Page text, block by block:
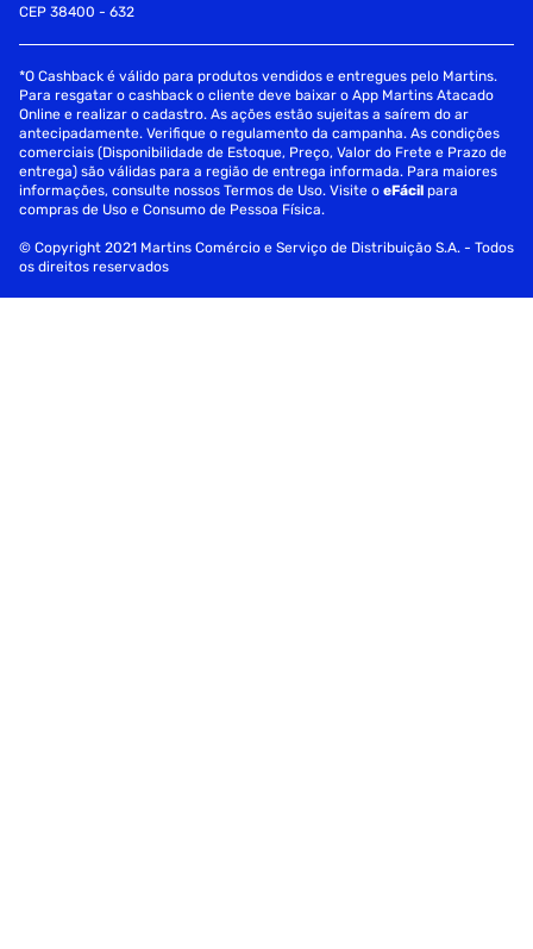
CEP 38400 - 632
*O Cashback é válido para produtos vendidos e entregues pelo Martins.
Para resgatar o cashback o cliente deve baixar o App Martins Atacado
Online e realizar o cadastro. As ações estão sujeitas a saírem do ar
antecipadamente. Verifique o regulamento da campanha. As condições
comerciais (Disponibilidade de Estoque, Preço, Valor do Frete e Prazo de
entrega) são válidas para a região de entrega informada. Para maiores
informações, consulte nossos Termos de Uso. Visite oeFácil para
compras de Uso e Consumo de Pessoa Física.
© Copyright 2021 Martins Comércio e Serviço de Distribuição S.A. - Todos
os direitos reservados